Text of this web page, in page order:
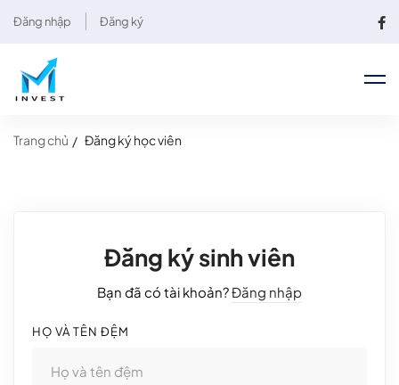
Đăng nhập Đăng ký
Trang chủ Đăng ký học viên
Đăng ký sinh viên
Bạn đã có tài khoản?Đăng nhập
HỌ VÀ TÊN ĐỆM